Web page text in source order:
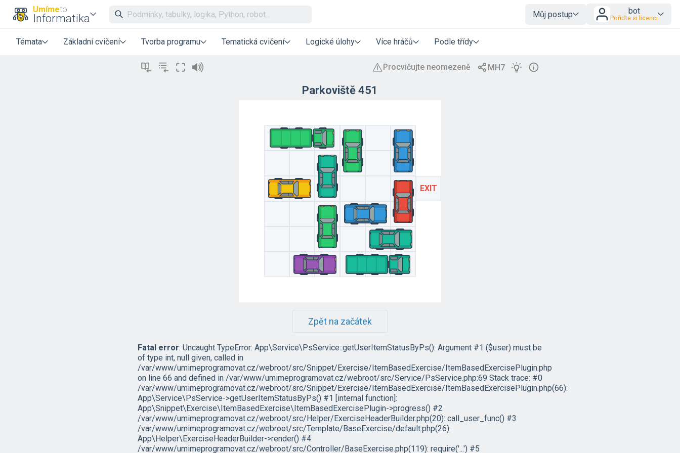
Umímeto
Informatika Můj postup bot
Pořiďte si licenci
Témata Základní cvičení Tvorba programu Tematická cvičení Logické úlohy Více hráčů Podle třídy
Parkoviště 451
EXIT
Zpět na začátek
Fatal error: Uncaught TypeError: App\Service\PsService::getUserItemStatusByPs(): Argument #1 ($user) must be
of type int, null given, called in
/var/www/umimeprogramovat.cz/webroot/src/Snippet/Exercise/ItemBasedExercise/ItemBasedExercisePlugin.php
on line 66 and defined in /var/www/umimeprogramovat.cz/webroot/src/Service/PsService.php:69 Stack trace: #0
/var/www/umimeprogramovat.cz/webroot/src/Snippet/Exercise/ItemBasedExercise/ItemBasedExercisePlugin.php(66):
App\Service\PsService->getUserItemStatusByPs() #1 [internal function]:
App\Snippet\Exercise\ItemBasedExercise\ItemBasedExercisePlugin->progress() #2
/var/www/umimeprogramovat.cz/webroot/src/Helper/ExerciseHeaderBuilder.php(20): call_user_func() #3
/var/www/umimeprogramovat.cz/webroot/src/Template/BaseExercise/default.php(26):
App\Helper\ExerciseHeaderBuilder->render() #4
/var/www/umimeprogramovat.cz/webroot/src/Controller/BaseExercise.php(119): require('...') #5